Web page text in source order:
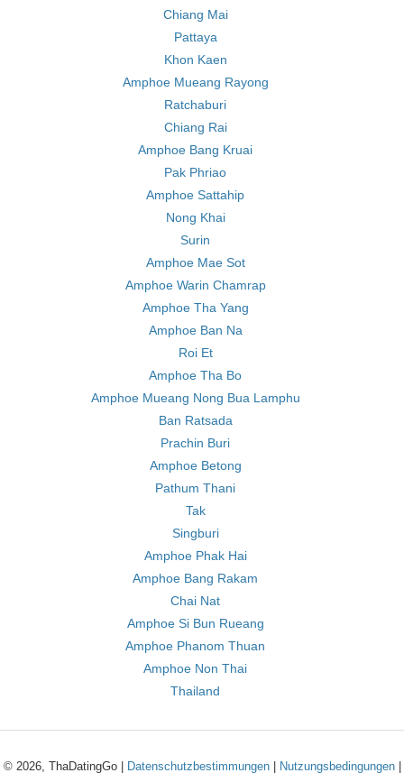
Chiang Mai
Pattaya
Khon Kaen
Amphoe Mueang Rayong
Ratchaburi
Chiang Rai
Amphoe Bang Kruai
Pak Phriao
Amphoe Sattahip
Nong Khai
Surin
Amphoe Mae Sot
Amphoe Warin Chamrap
Amphoe Tha Yang
Amphoe Ban Na
Roi Et
Amphoe Tha Bo
Amphoe Mueang Nong Bua Lamphu
Ban Ratsada
Prachin Buri
Amphoe Betong
Pathum Thani
Tak
Singburi
Amphoe Phak Hai
Amphoe Bang Rakam
Chai Nat
Amphoe Si Bun Rueang
Amphoe Phanom Thuan
Amphoe Non Thai
Thailand
© 2026, ThaDatingGo | Datenschutzbestimmungen| Nutzungsbedingungen|